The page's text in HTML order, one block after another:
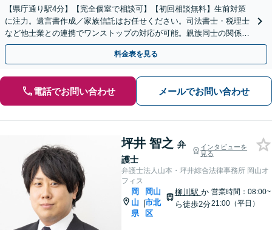
【県庁通り駅4分】【完全個室で相談可】【初回相談無料】生前対策
に注力。遺言書作成／家族信託はお任せください。司法書士・税理士
など他士業との連携でワンストップの対応が可能。親族同士の関係を
守るためにも、お早めにご相談を。【夜間・休日相談可能】
料金表を見る
電話でお問い合わせ メールでお問い合わせ
坪井 智之 弁
護士
インタビューを
見る
弁護士法人山本・坪井綜合法律事務所 岡山オ
フィス
岡
山
県
|
岡山
市北
区
柳川駅 か
ら徒歩2分
営業時間：08:00~
21:00（平日）